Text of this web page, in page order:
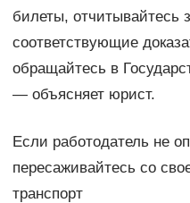
билеты, отчитывайтесь
соответствующие
обращайтесь в
— объясняет юрист.
Если работодатель не
пересаживайтесь со
транспорт